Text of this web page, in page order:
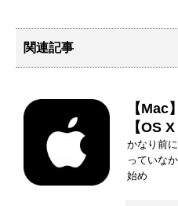
関連記事
【Mac
【OS
かなり前
っていな
始め